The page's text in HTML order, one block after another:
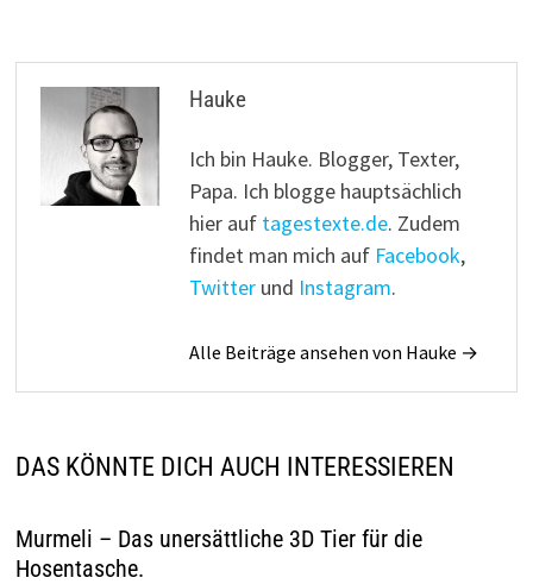
Hauke
Ich bin Hauke. Blogger, Texter,
Papa. Ich blogge hauptsächlich
hier auf tagestexte.de. Zudem
findet man mich auf Facebook,
Twitterund Instagram.
Alle Beiträge ansehen von Hauke →
DAS KÖNNTE DICH AUCH INTERESSIEREN
Murmeli – Das unersättliche 3D Tier für die
Hosentasche.